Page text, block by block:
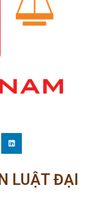
LUẬT ĐẠI